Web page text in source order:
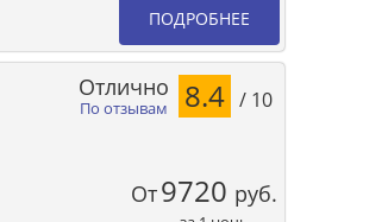
ПОДРОБНЕЕ
По отзывам
Отлично 8.4 / 10
От9720 руб.